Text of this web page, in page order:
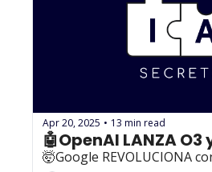
Apr 20, 2025 • 13 min read
🤖OpenAI LANZA O3
🤯Google REVOLUCIONA